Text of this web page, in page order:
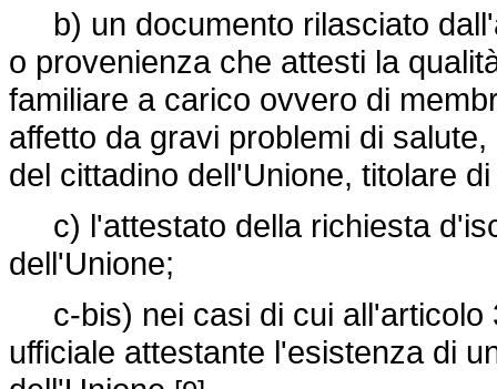
b) un documento rilasciato
o provenienza che attesti la
familiare a carico ovvero di
affetto da gravi problemi di
del cittadino dell'Unione, titolare
c) l'attestato della richiesta
dell'Unione;
c-bis) nei casi di cui all'articolo
ufficiale attestante l'esistenza di